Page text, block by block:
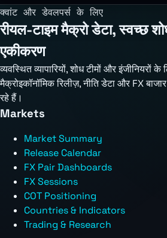
क्वांट और डेवलपर्स के लिए
रीयल-टाइम मैक्रो डेटा, स्वच्छ
एकीकरण
व्यवस्थित व्यापारियों, शोध टीमों और इंजीनियरों
मैक्रोइकॉनॉमिक रिलीज़, नीति डेटा और FX
रहे हैं।
Markets
Market Summary
Release Calendar
FX Pair Dashboards
FX Sessions
COT Positioning
Countries & Indicators
Trading & Research